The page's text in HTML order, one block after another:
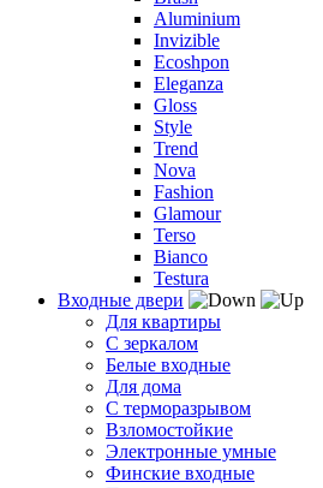
Aluminium
Invizible
Ecoshpon
Eleganza
Gloss
Style
Trend
Nova
Fashion
Glamour
Terso
Bianco
Testura
Входные двери
Для квартиры
С зеркалом
Белые входные
Для дома
С терморазрывом
Взломостойкие
Электронные умные
Финские входные